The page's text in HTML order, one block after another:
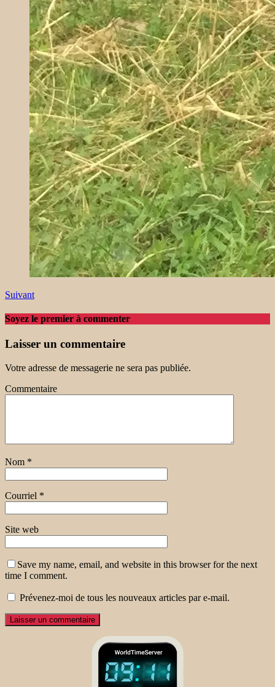
Suivant
Soyez le premier à commenter
Laisser un commentaire
Votre adresse de messagerie ne sera pas publiée.
Commentaire
Nom *
Courriel *
Site web
Save my name, email, and website in this browser for the next
time I comment.
Prévenez-moi de tous les nouveaux articles par e-mail.